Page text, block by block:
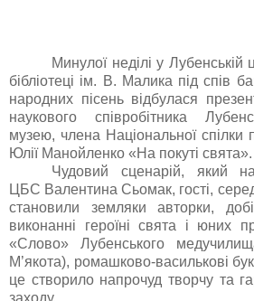
Минулої неділі у Лубенській
бібліотеці ім. В. Малика під спів
народних пісень відбулася
наукового співробітника
музею, члена Національної спілки
Юлії Манойленко «На покуті свята».
Чудовий сценарій, який
ЦБС Валентина Сьомак, гості,
становили земляки авторки,
виконанні героїні свята і юних
«Слово» Лубенського
М’якота), ромашково-василькові
це створило напрочуд творчу та